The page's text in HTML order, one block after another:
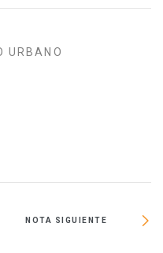
URBANO
NOTA SIGUIENTE